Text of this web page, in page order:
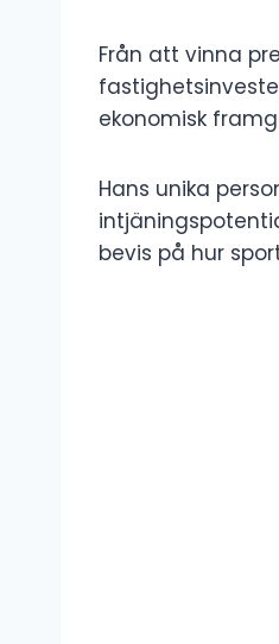
Från att vinna
ekonomisk
Hans unika
bevis på hur